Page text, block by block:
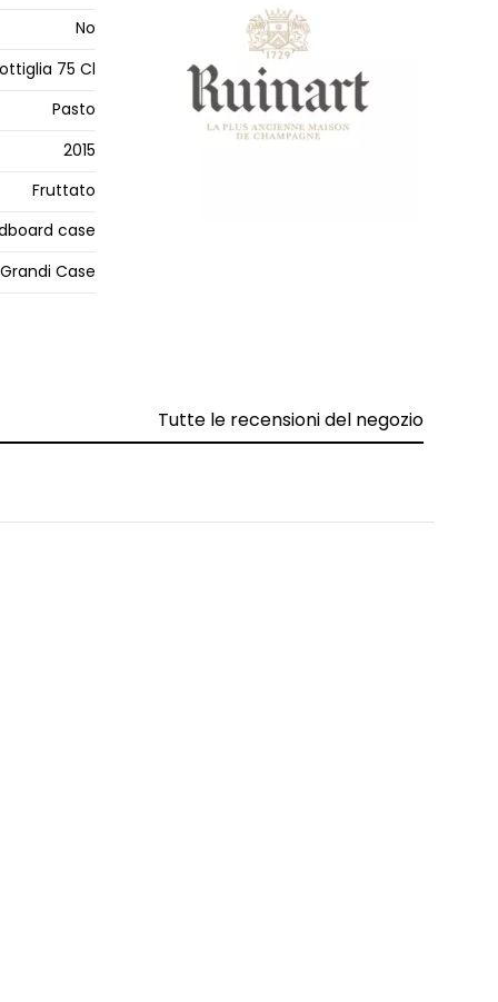
No
75 Cl
Pasto
2015
Fruttato
case
Grandi Case
Tutte le recensioni del negozio